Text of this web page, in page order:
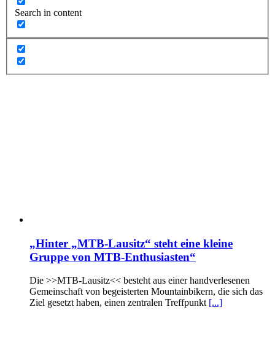
Search in content
„Hinter „MTB-Lausitz“ steht eine kleine
Gruppe von MTB-Enthusiasten“
Die >>MTB-Lausitz<< besteht aus einer handverlesenen
Gemeinschaft von begeisterten Mountainbikern, die sich das
Ziel gesetzt haben, einen zentralen Treffpunkt [...]